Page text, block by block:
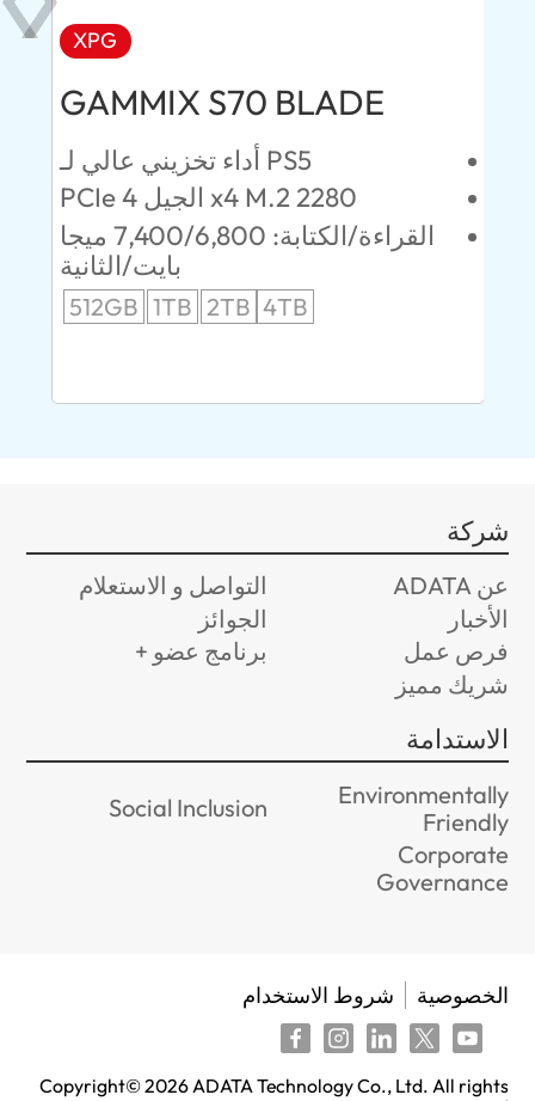
XPG
GAMMIX S70 BLADE
أداء تخزيني عالي لـ PS5
PCIe الجيل 4 x4 M.2 2280
القراءة/الكتابة: 7,400/6,800 ميجا
بايت/الثانية
512GB 1TB 2TB 4TB
شركة
عن ADATA
التواصل و الاستعلام
الأخبار
الجوائز
فرص عمل
برنامج عضو +
شريك مميز
الاستدامة
Environmentally
Friendly
Social Inclusion
Corporate
Governance
Copyright© 2026ADATA Technology Co., Ltd. All rights
الخصوصية شروط الاستخدام